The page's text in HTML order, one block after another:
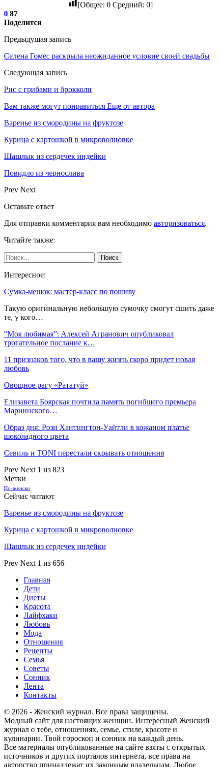
[Общее: 0Средний: 0]
0 87
Поделится
Предыдущая запись
Селена Гомес раскрыла неожиданное условие своей свадьбы
Следующая запись
Рис с грибами и брокколи
Вам также могут понравиться Еще от автора
Варенье из смородины на фруктозе
Курица с картошкой в микроволновке
Шашлык из сердечек индейки
Повидло из чернослива
Prev Next
Оставьте ответ
Для отправки комментария вам необходимо авторизоваться.
Читайте также:
Интересное:
Сумка-мешок: мастер-класс по пошиву
Такую оригинальную небольшую сумочку смогут сшить даже
те, у кого…
“Моя любимая”: Алексей Агранович опубликовал
трогательное послание к…
11 признаков того, что в вашу жизнь скоро придет новая
любовь
Овощное рагу «Рататуй»
Елизавета Боярская почтила память погибшего премьера
Мариинского…
Образ дня: Рози Хантингтон-Уайтли в кожаном платье
шоколадного цвета
Севиль и TONI перестали скрывать отношения
Prev Next 1 из 823
Метки
По-женски
Сейчас читают
Варенье из смородины на фруктозе
Курица с картошкой в микроволновке
Шашлык из сердечек индейки
Prev Next 1 из 656
Главная
Дети
Диеты
Красота
Лайфхаки
Любовь
Мода
Отношения
Рецепты
Семья
Советы
Сонник
Лента
Контакты
© 2026 - Женский журнал. Все права защищены.
Модный сайт для настоящих женщин. Интересный Женский
журнал о тебе, отношениях, семье, стиле, красоте и
кулинарии. Твой гороскоп и сонник на каждый день.
Все материалы опубликованные на сайте взяты с открытых
источников и других порталов интернета, все права на
авторство принадлежат их законным владельцам. Любое